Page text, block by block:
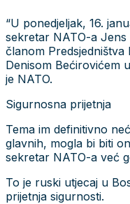
“U ponedjeljak, 16.
sekretar NATO-a
članom
Denisom Bećirovićem
je NATO.
Sigurnosna prijetnja
Tema im definitivno
glavnih, mogla bi biti
sekretar NATO-a već
To je ruski utjecaj u
prijetnja sigurnosti.